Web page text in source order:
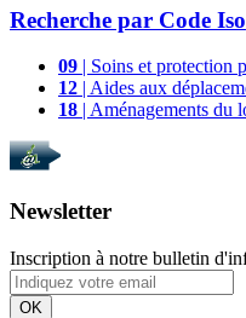
Recherche par Code Iso
09 | Soins et protection
12 | Aides aux
18 | Aménagements du
Newsletter
Inscription à notre bulletin
OK